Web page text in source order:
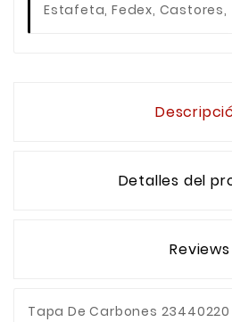
Estafeta, Fedex, Castores,
Detalles del
Reviews
Tapa De Carbones